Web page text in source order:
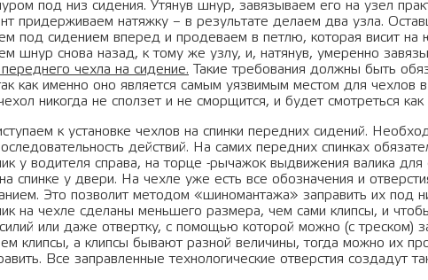
под низ сидения. Утянув шнур, завязываем его на узел
придерживаем натяжку – в результате делаем два узла.
под сидением вперед и продеваем в петлю, которая висит
шнур снова назад, к тому же узлу, и, натянув, умеренно
переднего чехла на сидение. Такие требования должны быть
как именно оно является самым уязвимым местом для чехлов
никогда не сползет и не сморщится, и будет смотреться
к установке чехлов на спинки передних сидений.
действий. На самих передних спинках
у водителя справа, на торце -рычажок выдвижения валика
спинке у двери. На чехле уже есть все обозначения и
Это позволит методом «шиномантажа» заправить их под
на чехле сделаны меньшего размера, чем сами клипсы, и
или даже отвертку, с помощью которой можно (с треском)
клипсы, а клипсы бывают разной величины, тогда можно их
Все заправленные технологические отверстия создадут